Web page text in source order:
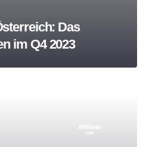
Das
im Q4 2023